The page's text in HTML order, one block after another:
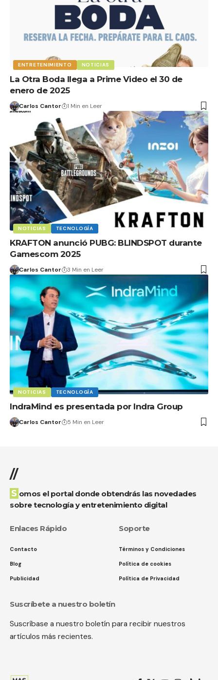
ENTRETENIMIENTO NOTICIAS
La Otra Boda llega a Prime Video el 30 de
enero de 2025
Carlos Cantor 1 Min en Leer
NOTICIAS TECNOLOGÍA
KRAFTON anunció PUBG: BLINDSPOT durante
Gamescom 2025
Carlos Cantor 3 Min en Leer
NOTICIAS TECNOLOGÍA
IndraMind es presentada por Indra Group
Carlos Cantor 5 Min en Leer
//
Somos el portal donde obtendrás las novedades
sobre tecnología y entretenimiento digital
Enlaces Rápido
Contacto
Blog
Publicidad
Soporte
Términos y Condiciones
Política de cookies
Política de Privacidad
Suscríbete a nuestro boletín
Suscríbase a nuestro boletín para recibir nuestros
artículos más recientes.